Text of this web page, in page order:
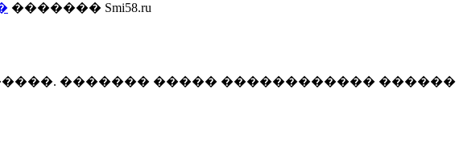
������� Smi58.ru
������� ����� ������������ ������